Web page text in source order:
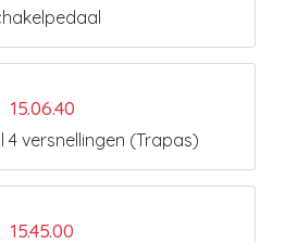
15.06.40
4 versnellingen (Trapas)
15.45.00